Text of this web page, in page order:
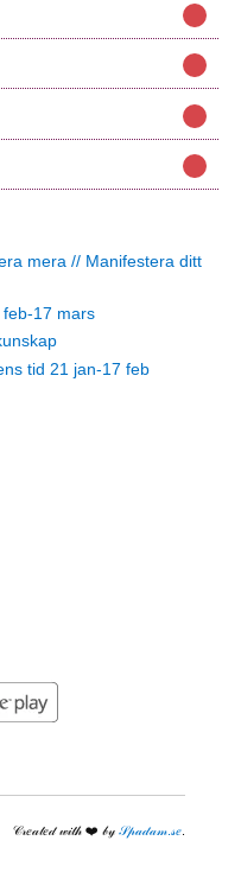
mera // Manifestera ditt
feb-17 mars
tid 21 jan-17 feb
𝒞𝓇𝑒𝒶𝓉𝑒𝒹 𝓌𝒾𝓉𝒽 ❤️️ 𝒷𝓎 𝒮𝓅𝒶𝒹𝒶𝓂.𝓈𝑒.